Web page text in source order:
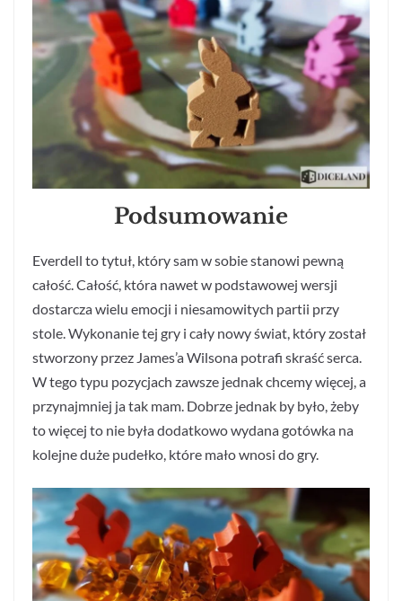
Podsumowanie
Everdell to tytuł, który sam w sobie stanowi pewną
całość. Całość, która nawet w podstawowej wersji
dostarcza wielu emocji i niesamowitych partii przy
stole. Wykonanie tej gry i cały nowy świat, który został
stworzony przez James’a Wilsona potrafi skraść serca.
W tego typu pozycjach zawsze jednak chcemy więcej, a
przynajmniej ja tak mam. Dobrze jednak by było, żeby
to więcej to nie była dodatkowo wydana gotówka na
kolejne duże pudełko, które mało wnosi do gry.